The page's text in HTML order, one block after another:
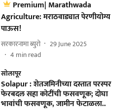
Premium| Marathwada
Agriculture: मराठवाड्यात पेरणीयोग्य
पाऊस!
सरकारनामा ब्युरो
29 June 2025
4 min read
सोलापूर
Solapur : शेतजमिनीच्या दस्तात परस्पर
फेरबदल सहा कोटींची फसवणूक; दोघा
भावांची फसवणूक, जामीन फेटाळला..